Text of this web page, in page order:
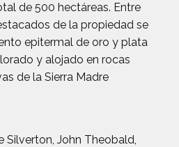
de 500 hectáreas. Entre
de la propiedad se
epitermal de oro y plata
y alojado en rocas
de la Sierra Madre
Silverton, John Theobald,